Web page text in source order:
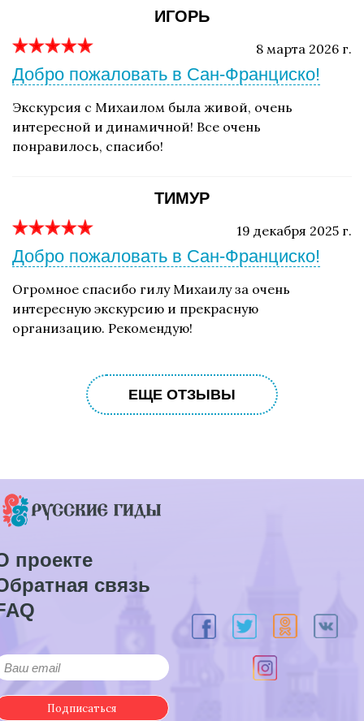
ИГОРЬ
8 марта 2026 г.
Добро пожаловать в Сан-Франциско!
Экскурсия с Михаилом была живой, очень
интересной и динамичной! Все очень
понравилось, спасибо!
ТИМУР
19 декабря 2025 г.
Добро пожаловать в Сан-Франциско!
Огромное спасибо гилу Михаилу за очень
интересную экскурсию и прекрасную
организацию. Рекомендую!
ЕЩЕ ОТЗЫВЫ
проекте
связь
Подписаться